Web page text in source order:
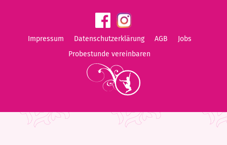
Impressum Datenschutzerklärung AGB Jobs
Probestunde vereinbaren